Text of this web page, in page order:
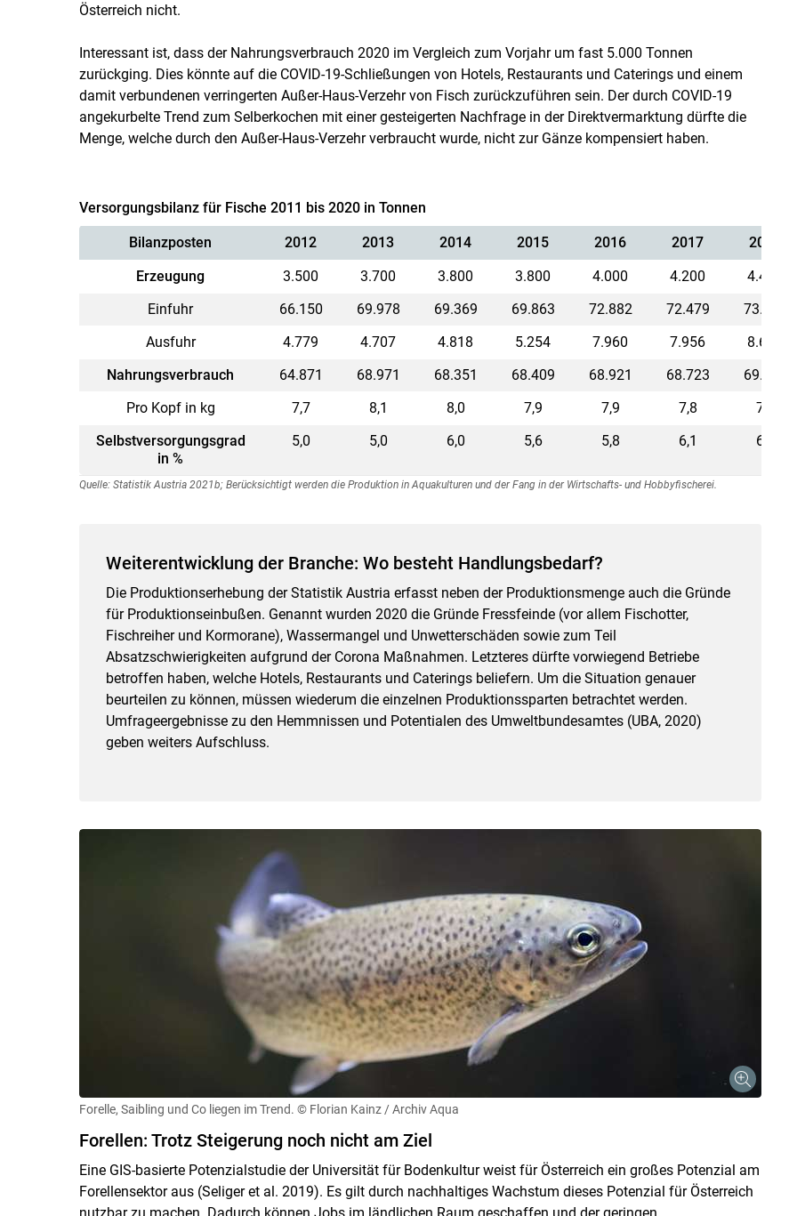
Österreich nicht.
Interessant ist, dass der Nahrungsverbrauch 2020 im Vergleich zum Vorjahr um fast 5.000 Tonnen
zurückging. Dies könnte auf die COVID-19-Schließungen von Hotels, Restaurants und Caterings und einem
damit verbundenen verringerten Außer-Haus-Verzehr von Fisch zurückzuführen sein. Der durch COVID-19
angekurbelte Trend zum Selberkochen mit einer gesteigerten Nachfrage in der Direktvermarktung dürfte die
Menge, welche durch den Außer-Haus-Verzehr verbraucht wurde, nicht zur Gänze kompensiert haben.
Versorgungsbilanz für Fische 2011 bis 2020 in Tonnen
Bilanzposten 2012 2013 2014 2015 2016 2017 2018
Erzeugung
3.500 3.700 3.800 3.800 4.000 4.200 4.400
Einfuhr
66.150 69.978 69.369 69.863 72.882 72.479 73.356
Ausfuhr
4.779 4.707 4.818 5.254 7.960 7.956 8.679
Nahrungsverbrauch
64.871 68.971 68.351 68.409 68.921 68.723 69.077
Pro Kopf in kg
7,7 8,1 8,0 7,9 7,9 7,8 7,8
Selbstversorgungsgrad
in %
5,0 5,0 6,0 5,6 5,8 6,1 6,4
Quelle: Statistik Austria 2021b; Berücksichtigt werden die Produktion in Aquakulturen und der Fang in der Wirtschafts- und Hobbyfischerei.
Weiterentwicklung der Branche: Wo besteht Handlungsbedarf?
Die Produktionserhebung der Statistik Austria erfasst neben der Produktionsmenge auch die Gründe
für Produktionseinbußen. Genannt wurden 2020 die Gründe Fressfeinde (vor allem Fischotter,
Fischreiher und Kormorane), Wassermangel und Unwetterschäden sowie zum Teil
Absatzschwierigkeiten aufgrund der Corona Maßnahmen. Letzteres dürfte vorwiegend Betriebe
betroffen haben, welche Hotels, Restaurants und Caterings beliefern. Um die Situation genauer
beurteilen zu können, müssen wiederum die einzelnen Produktionssparten betrachtet werden.
Umfrageergebnisse zu den Hemmnissen und Potentialen des Umweltbundesamtes (UBA, 2020)
geben weiters Aufschluss.
Forelle, Saibling und Co liegen im Trend. © Florian Kainz / Archiv Aqua
Forellen: Trotz Steigerung noch nicht am Ziel
Eine GIS-basierte Potenzialstudie der Universität für Bodenkultur weist für Österreich ein großes Potenzial am
Forellensektor aus (Seliger et al. 2019). Es gilt durch nachhaltiges Wachstum dieses Potenzial für Österreich